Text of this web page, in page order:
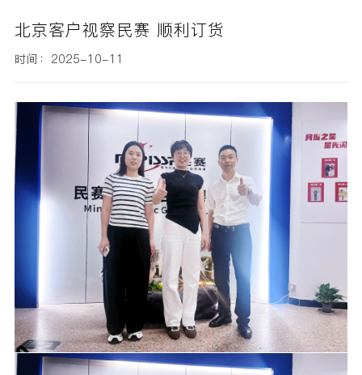
北京客户视察民赛 顺利订货
时间：2025-10-11